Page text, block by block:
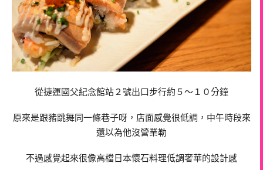
從捷運國父紀念館站２號出口步行約５～１０分鐘
原來是跟豬跳舞同一條巷子呀，店面感覺很低調，中午時段來
還以為他沒營業勒
不過感覺起來很像高檔日本懷石料理低調奢華的設計感